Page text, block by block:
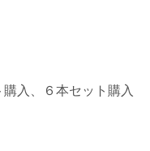
入、６本セット購入